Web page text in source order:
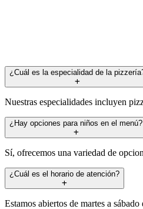
¿Cuál es la especialidad de la
Nuestras especialidades incluyen
¿Hay opciones para niños en el menú?
Sí, ofrecemos una variedad de
¿Cuál es el horario de atención?
Estamos abiertos de martes a